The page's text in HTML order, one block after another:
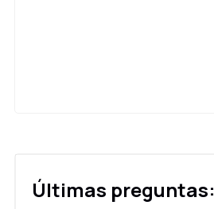
Últimas preguntas: